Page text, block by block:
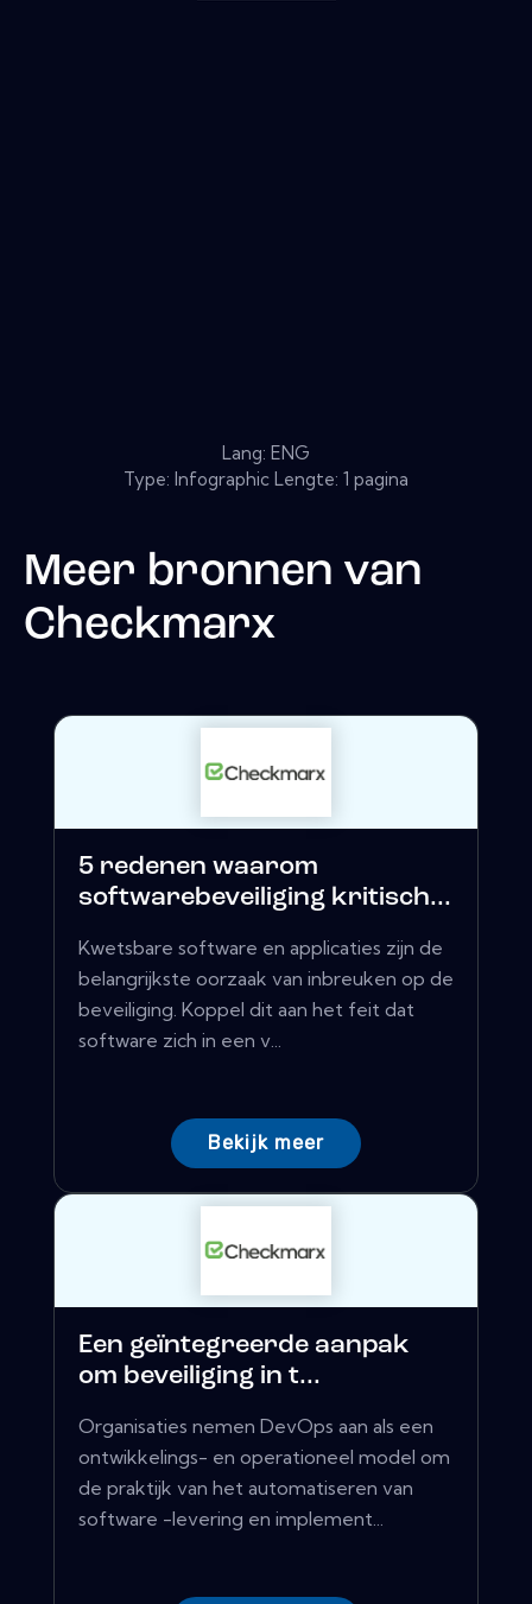
Lang: ENG
Type: Infographic Lengte: 1 pagina
Meer bronnen van
Checkmarx
5 redenen waarom
softwarebeveiliging kritisch...
Kwetsbare software en applicaties zijn de
belangrijkste oorzaak van inbreuken op de
beveiliging. Koppel dit aan het feit dat
software zich in een v...
Bekijk meer
Een geïntegreerde aanpak
om beveiliging in t...
Organisaties nemen DevOps aan als een
ontwikkelings- en operationeel model om
de praktijk van het automatiseren van
software -levering en implement...